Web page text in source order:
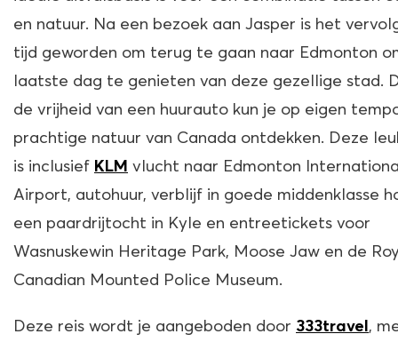
en natuur. Na een bezoek aan Jasper is het
tijd geworden om terug te gaan naar Edmonton
laatste dag te genieten van deze gezellige stad.
de vrijheid van een huurauto kun je op eigen
prachtige natuur van Canada ontdekken. Deze
is inclusief KLM vlucht naar Edmonton
Airport, autohuur, verblijf in goede middenklasse
een paardrijtocht in Kyle en entreetickets voor
Wasnuskewin Heritage Park, Moose Jaw en de
Canadian Mounted Police Museum.
Deze reis wordt je aangeboden door 333travel ,